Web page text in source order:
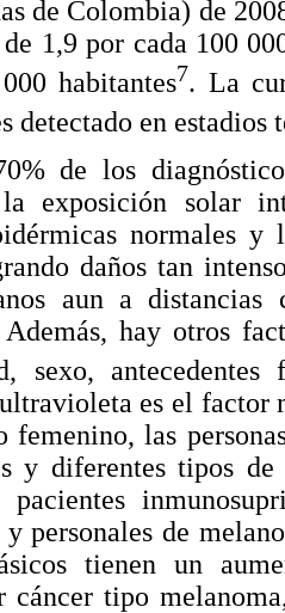
de Colombia) de
1,9 por cada 100
habitantes7. La
detectado en
de los
exposición solar
normales
daños tan
aun a
hay otros
sexo,
es el factor
femenino, las
y diferentes tipos de
pacientes
personales de
tienen un
cáncer tipo